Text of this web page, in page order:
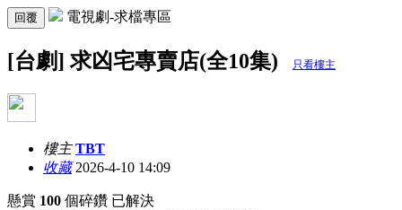
回覆 電視劇-求檔專區
[台劇] 求凶宅專賣店(全10集) 只看樓主
樓主 TBT
收藏2026-4-10 14:09
懸賞 100 個碎鑽 已解決